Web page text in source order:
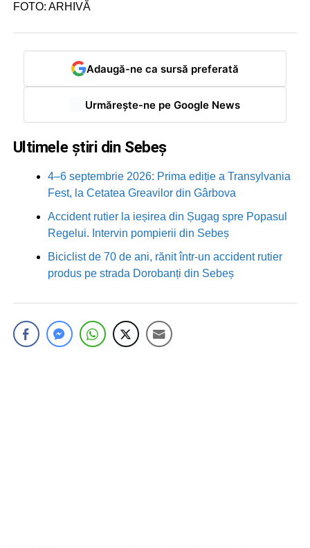
FOTO: ARHIVĂ
Adaugă-ne ca sursă preferată
Urmărește-ne pe Google News
Ultimele știri din Sebeș
4–6 septembrie 2026: Prima ediție a Transylvania
Fest, la Cetatea Greavilor din Gârbova
Accident rutier la ieșirea din Șugag spre Popasul
Regelui. Intervin pompierii din Sebeș
Biciclist de 70 de ani, rănit într-un accident rutier
produs pe strada Dorobanți din Sebeș